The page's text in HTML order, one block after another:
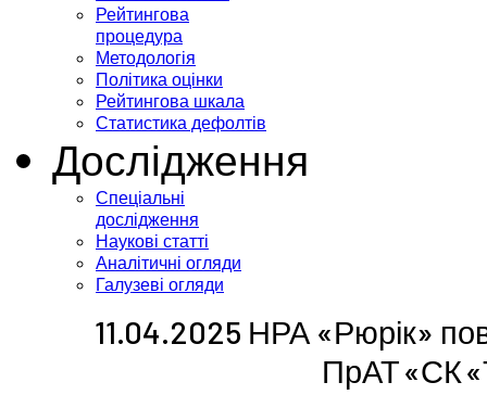
Рейтингова
процедура
Методологія
Політика оцінки
Рейтингова шкала
Статистика дефолтів
Дослідження
Спеціальні
дослідження
Наукові статті
Аналітичні огляди
Галузеві огляди
11.04.2025 НРА «Рюрік»
ПрАТ «СК